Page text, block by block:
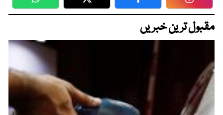
WhatsApp Twitter Facebook
مقبول ترین خبریں